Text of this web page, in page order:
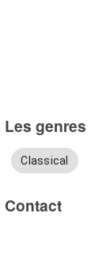
Les genres
Classical
Contact